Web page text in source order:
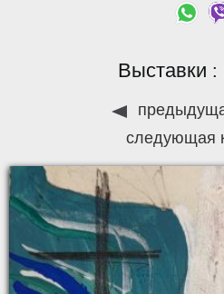
Выставки :
следующая